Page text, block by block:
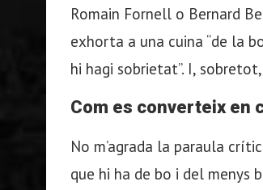
Romain Fornell o Bernard
exhorta a una cuina “de la
hi hagi sobrietat”. I,
Com es converteix en
No m’agrada la paraula
que hi ha de bo i del menys